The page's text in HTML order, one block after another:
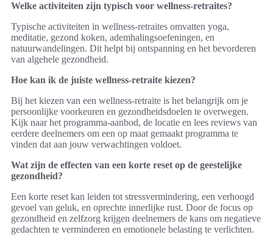
Welke activiteiten zijn typisch voor wellness-retraites?
Typische activiteiten in wellness-retraites omvatten yoga,
meditatie, gezond koken, ademhalingsoefeningen, en
natuurwandelingen. Dit helpt bij ontspanning en het bevorderen
van algehele gezondheid.
Hoe kan ik de juiste wellness-retraite kiezen?
Bij het kiezen van een wellness-retraite is het belangrijk om je
persoonlijke voorkeuren en gezondheidsdoelen te overwegen.
Kijk naar het programma-aanbod, de locatie en lees reviews van
eerdere deelnemers om een op maat gemaakt programma te
vinden dat aan jouw verwachtingen voldoet.
Wat zijn de effecten van een korte reset op de geestelijke
gezondheid?
Een korte reset kan leiden tot stressvermindering, een verhoogd
gevoel van geluk, en oprechte innerlijke rust. Door de focus op
gezondheid en zelfzorg krijgen deelnemers de kans om negatieve
gedachten te verminderen en emotionele belasting te verlichten.